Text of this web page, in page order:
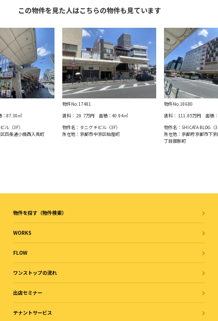
この物件を見た人はこちらの物件も見ています
87.30㎡
ル（3F）
四条通⼩橋⻄⼊真町
物件No.17481
賃料：29.7万円面積：40.94㎡
物件名：タニグチビル（3F）
所在地：京都市中京区柏屋町
物件No.18680
賃料：111.85万円面積
物件名：SHICATA BLDG（
所在地：京都府京都市下
丁目御旅町
物件を探す（物件検索）
WORKS
FLOW
ワンストップの流れ
出店セミナー
テナントサービス